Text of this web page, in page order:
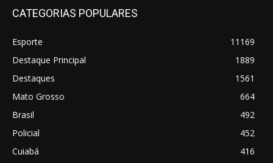
CATEGORIAS POPULARES
Esporte
11169
Destaque Principal
1889
Destaques
1561
Mato Grosso
664
Brasil
492
Policial
452
Cuiabá
416